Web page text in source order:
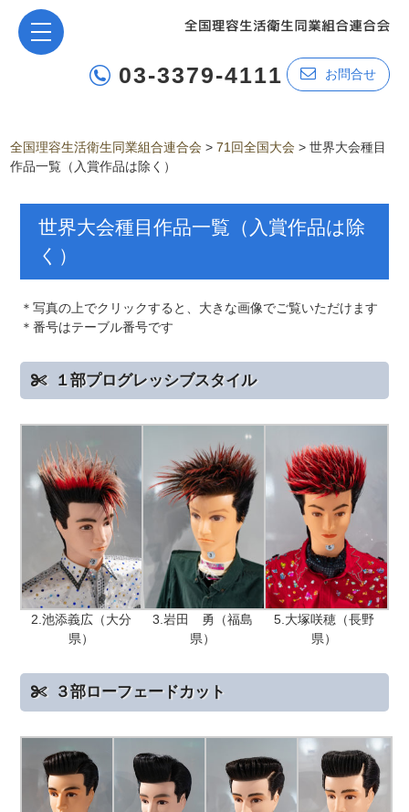
03-3379-4111 お問合せ
全国理容生活衛生同業組合連合会 >71回全国大会 >世界大会種目
作品一覧（入賞作品は除く）
世界大会種目作品一覧（入賞作品は除
く）
＊写真の上でクリックすると、大きな画像でご覧いただけます
＊番号はテーブル番号です
１部プログレッシブスタイル
2.池添義広（大分
県）
3.岩田 勇（福島
県）
5.大塚咲穂（長野
県）
３部ローフェードカット